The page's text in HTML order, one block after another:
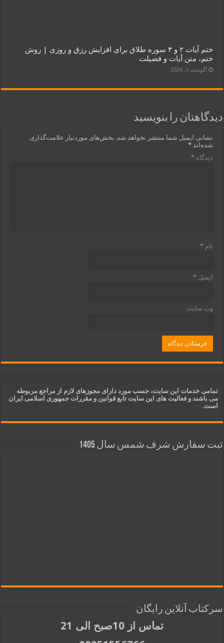
ختم آیات ۲ و ۳ سوره طلاق برای افزایش رزق و روزی | روش
ختم، متن آیات و فضیلت
آگوست 5, 2026
دیدگاهتان را بنویسید
نشانی ایمیل شما منتشر نخواهد شد. بخش‌های موردنیاز علامت‌گذاری
شده‌اند*
دیدگاه*
نام*
ایمیل*
وب‌ سایت
تمامی خدمات این سایت، حسب مورد دارای مجوزهای لازم از مراجع مربوطه
می باشند و فعالیت های این سایت تابع قوانین و مقررات جمهوری اسلامی ایران
است.
ثبت سفارش شرف شمس سال 1405
سرکتاب آنلاین رایگان
تماس از 10صبح الی 21